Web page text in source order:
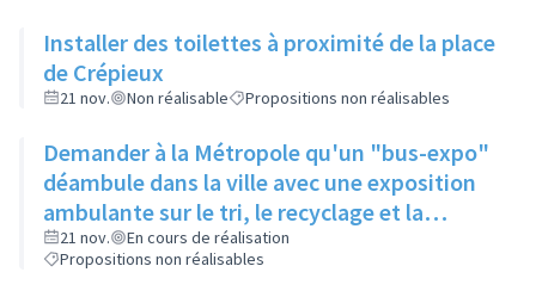
Installer des toilettes à proximité de la place
de Crépieux
21 nov. Non réalisable Propositions non réalisables
Demander à la Métropole qu'un "bus-expo"
déambule dans la ville avec une exposition
ambulante sur le tri, le recyclage et la
dégradation des détritus
21 nov.
En cours de réalisation
Propositions non réalisables